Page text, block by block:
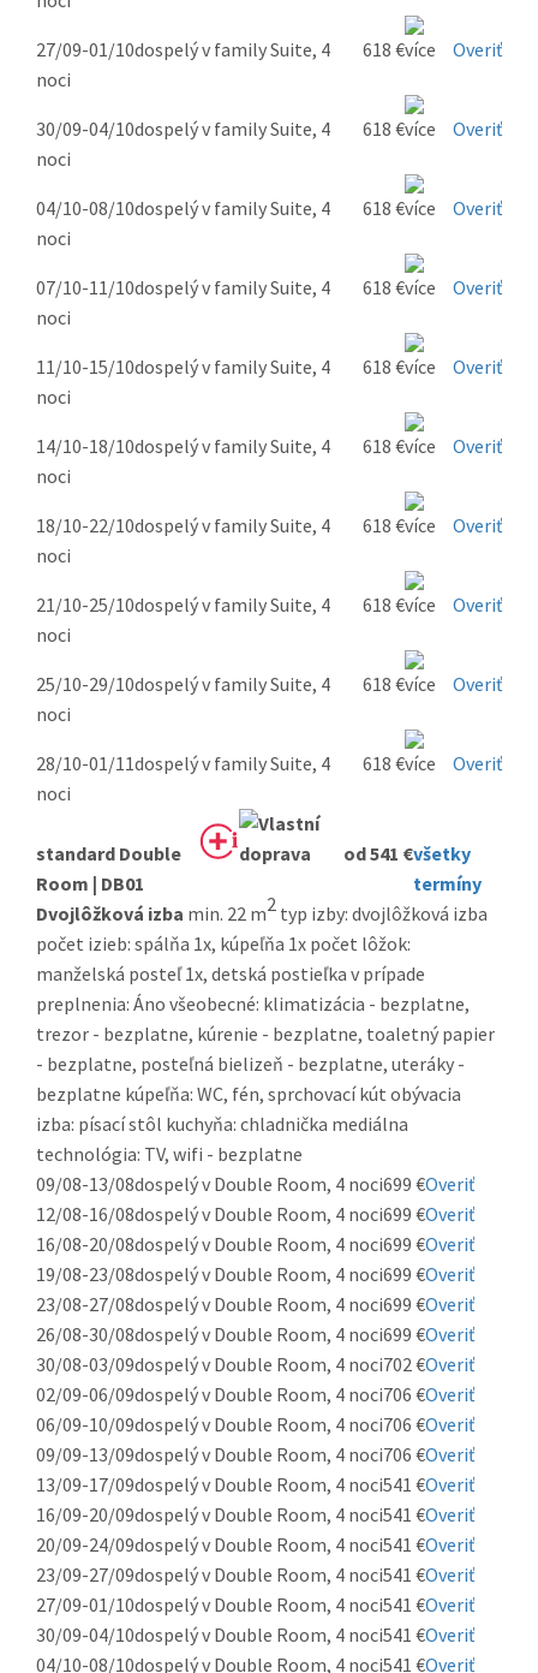
27/09-01/10dospelý v family Suite, 4
noci
618 € Overiť
30/09-04/10dospelý v family Suite, 4
noci
618 € Overiť
04/10-08/10dospelý v family Suite, 4
noci
618 € Overiť
07/10-11/10dospelý v family Suite, 4
noci
618 € Overiť
11/10-15/10dospelý v family Suite, 4
noci
618 € Overiť
14/10-18/10dospelý v family Suite, 4
noci
618 € Overiť
18/10-22/10dospelý v family Suite, 4
noci
618 € Overiť
21/10-25/10dospelý v family Suite, 4
noci
618 € Overiť
25/10-29/10dospelý v family Suite, 4
noci
618 € Overiť
28/10-01/11dospelý v family Suite, 4
noci
618 € Overiť
standard Double
Room | DB01
od 541 €všetky
termíny
Dvojlôžková izba min. 22 m2 typ izby: dvojlôžková izba
počet izieb: spálňa 1x, kúpeľňa 1x počet lôžok:
manželská posteľ 1x, detská postieľka v prípade
preplnenia: Áno všeobecné: klimatizácia - bezplatne,
trezor - bezplatne, kúrenie - bezplatne, toaletný papier
- bezplatne, posteľná bielizeň - bezplatne, uteráky -
bezplatne kúpeľňa: WC, fén, sprchovací kút obývacia
izba: písací stôl kuchyňa: chladnička mediálna
technológia: TV, wifi - bezplatne
09/08-13/08dospelý v Double Room, 4 noci699 €Overiť
12/08-16/08dospelý v Double Room, 4 noci699 €Overiť
16/08-20/08dospelý v Double Room, 4 noci699 €Overiť
19/08-23/08dospelý v Double Room, 4 noci699 €Overiť
23/08-27/08dospelý v Double Room, 4 noci699 €Overiť
26/08-30/08dospelý v Double Room, 4 noci699 €Overiť
30/08-03/09dospelý v Double Room, 4 noci702 €Overiť
02/09-06/09dospelý v Double Room, 4 noci706 €Overiť
06/09-10/09dospelý v Double Room, 4 noci706 €Overiť
09/09-13/09dospelý v Double Room, 4 noci706 €Overiť
13/09-17/09dospelý v Double Room, 4 noci541 €Overiť
16/09-20/09dospelý v Double Room, 4 noci541 €Overiť
20/09-24/09dospelý v Double Room, 4 noci541 €Overiť
23/09-27/09dospelý v Double Room, 4 noci541 €Overiť
27/09-01/10dospelý v Double Room, 4 noci541 €Overiť
30/09-04/10dospelý v Double Room, 4 noci541 €Overiť
04/10-08/10dospelý v Double Room, 4 noci541 €Overiť